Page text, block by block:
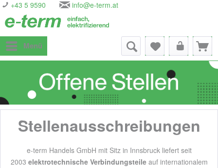
+43 5 9590 info@e-term.at
Menü
Stellenausschreibungen
e-term Handels GmbH mit Sitz in Innsbruck liefert seit
2003 elektrotechnische Verbindungsteileauf internationalem